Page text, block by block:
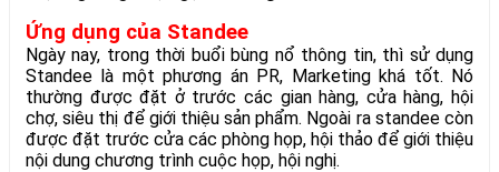
Ứng dụng của Standee
Ngày nay, trong thời buổi bùng nổ thông tin, thì sử dụng
Standee là một phương án PR, Marketing khá tốt. Nó
thường được đặt ở trước các gian hàng, cửa hàng, hội
chợ, siêu thị để giới thiệu sản phẩm. Ngoài ra standee còn
được đặt trước cửa các phòng họp, hội thảo để giới thiệu
nội dung chương trình cuộc họp, hội nghị.